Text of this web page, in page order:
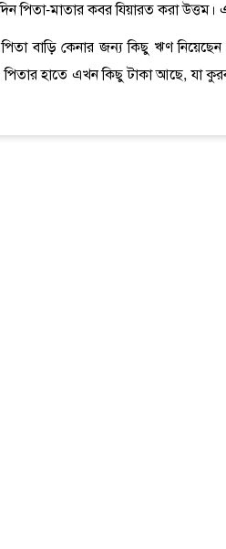
পিতা-মাতার কবর যিয়ারত করা উত্তম।
বাড়ি কেনার জন্য কিছু ঋণ নিয়েছেন
পিতার হাতে এখন কিছু টাকা আছে, যা